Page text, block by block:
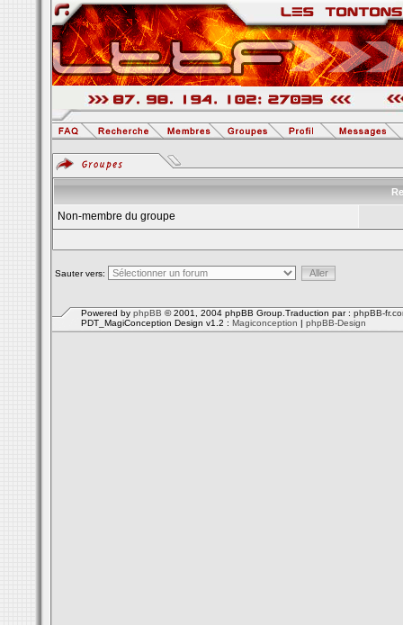
Non-membre du groupe
Sauter vers:
Powered by phpBB © 2001, 2004 phpBB Group.Traduction par : phpBB-
PDT_MagiConception Design v1.2 : Magiconception | phpBB-Design